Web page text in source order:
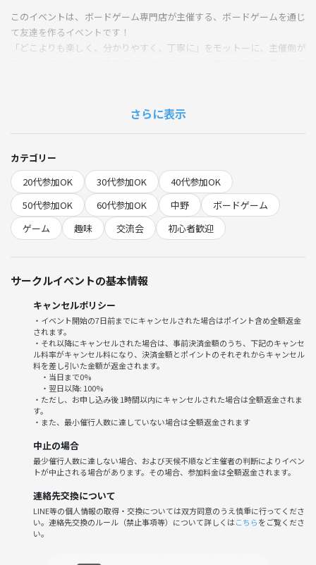
このイベントは、ボードゲーム専門店が主催する、ボードゲームを通じ
て友達を作るイベントです！
「どこよりも楽しく、分かりやすく、丁寧に」をモットーに、主催側が
🤷‍♂️ < 以前に別のお店で挑戦したときはルール説明が一方的であまり楽
ぜひ本イベントでチャレンジしてみましょう！
会場は中野駅から徒歩3分なのでアクセスも抜群！
おひとりでの参加も大歓迎！
チケット代に会場利用料も含まれておりますので、追加の費用はござい
ません！
開催時間：6/17(水) 13〜17時
会場：中野駅北口より徒歩3分 ボードゲーム専門店BOARDWAY(ボード
ウェイ)
東京都中野区中野5-32-25 浜谷第二ビル201
https://boardway.jp/
飲食物持ち込みOK！(アルコールNG)
---------------------------
必ず本イベントでそれらが遊べるわけではございません。
⚠️注意事項⚠️
さらに表示
カテゴリー
20代参加OK
30代参加OK
40代参加OK
50代参加OK
60代参加OK 中野
ボードゲーム
ゲーム
趣味 交流会 初心者歓迎
サークルイベントの基本情報
キャンセルポリシー
・イベント開始の7日前までにキャンセルされた場合はポイント含め全額返金
されます。
・それ以降にキャンセルされた場合は、事前決済金額のうち、下記のキャンセ
ル料率がキャンセル料になり、決済金額とポイントのそれぞれからキャンセル
料を差し引いた金額が返金されます。
・当日まで0%
・翌日以降: 100%
・ただし、お申し込み後 1時間以内にキャンセルされた場合は全額返金されま
す。
・また、最小催行人数に達していない場合は全額返金されます
中止の場合
最少催行人数に達しない場合、および天候不順など主催者の判断によりイベン
トが中止される場合があります。その場合、参加料金は全額返金されます。
連絡先交換について
LINE等の個人情報の取得・交換については双方同意のうえ慎重に行ってくださ
い。連絡先交換のルール（禁止事項等）について詳しくはこちらをご覧くださ
い。